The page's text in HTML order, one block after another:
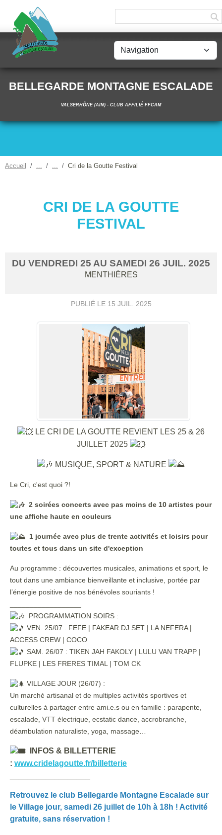
BELLEGARDE MONTAGNE ESCALADE
VALSERHÔNE (AIN) - CLUB AFFILIÉ FFCAM
Accueil Cri de la Goutte Festival
CRI DE LA GOUTTE
FESTIVAL
DU VENDREDI 25 AU SAMEDI 26 JUIL. 2025
MENTHIÈRES
PUBLIÉ LE 15 JUIL. 2025
LE CRI DE LA GOUTTE REVIENT LES 25 & 26
JUILLET 2025
MUSIQUE, SPORT & NATURE
Le Cri, c'est quoi ?!
2 soirées concerts avec pas moins de 10 artistes pour
une affiche haute en couleurs
1 journée avec plus de trente activités et loisirs pour
toutes et tous dans un site d'exception
Au programme : découvertes musicales, animations et sport, le
tout dans une ambiance bienveillante et inclusive, portée par
l’énergie positive de nos bénévoles souriants !
PROGRAMMATION SOIRS :
VEN. 25/07 : FEFE | FAKEAR DJ SET | LA NEFERA |
ACCESS CREW | COCO
SAM. 26/07 : TIKEN JAH FAKOLY | LULU VAN TRAPP |
FLUPKE | LES FRERES TIMAL | TOM CK
VILLAGE JOUR (26/07) :
Un marché artisanal et de multiples activités sportives et
culturelles à partager entre ami.e.s ou en famille : parapente,
escalade, VTT électrique, ecstatic dance, accrobranche,
déambulation naturaliste, yoga, massage…
INFOS & BILLETTERIE
: www.cridelagoutte.fr/billetterie
Retrouvez le club Bellegarde Montagne Escalade sur
le Village jour, samedi 26 juillet de 10h à 18h ! Activité
gratuite, sans réservation !
Panneau de gestion des cookies